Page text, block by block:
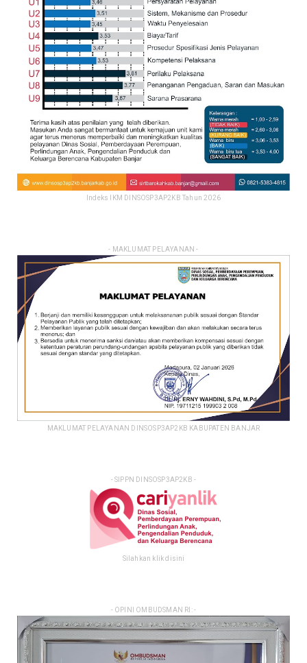
Indeks IKM DINSOSP3AP2KB Tahun 2026
- MAKLUMAT PELAYANAN -
MAKLUMAT PELAYANAN DINSOSP3AP2KB KABUPATEN BANJAR
- SIPPN DINSOSP3AP2KB -
Silahkan klik disini
- OPINI OMBUDSMAN RI: -